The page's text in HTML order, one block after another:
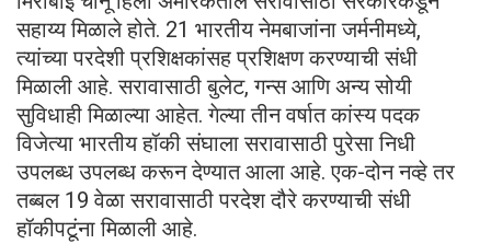
सहाय्य मिळाले होते. 21 भारतीय नेमबाजांना जर्मनीमध्ये,
त्यांच्या परदेशी प्रशिक्षकांसह प्रशिक्षण करण्याची संधी
मिळाली आहे. सरावासाठी बुलेट, गन्स आणि अन्य सोयी
सुविधाही मिळाल्या आहेत. गेल्या तीन वर्षात कांस्य पदक
विजेत्या भारतीय हॉकी संघाला सरावासाठी पुरेसा निधी
उपलब्ध उपलब्ध करून देण्यात आला आहे. एक-दोन नव्हे तर
तब्बल 19 वेळा सरावासाठी परदेश दौरे करण्याची संधी
हॉकीपटूंना मिळाली आहे.